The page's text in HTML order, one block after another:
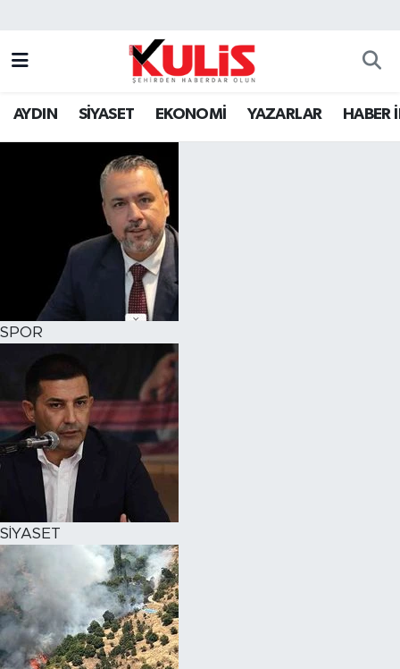
AYDIN SİYASET EKONOMİ YAZARLAR HABER
SPOR
SİYASET